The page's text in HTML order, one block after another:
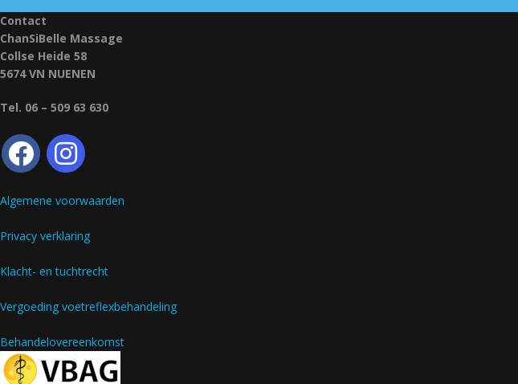
Contact
ChanSiBelle Massage
Collse Heide 58
5674 VN NUENEN
Tel. 06 – 509 63 630
Algemene voorwaarden
Privacy verklaring
Klacht- en tuchtrecht
Vergoeding voetreflexbehandeling
Behandelovereenkomst